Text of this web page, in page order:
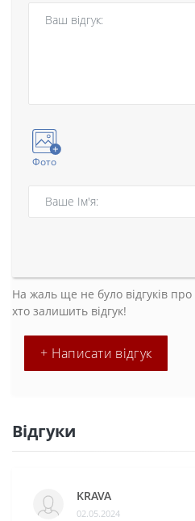
Фото
На жаль ще не було відгуків
хто залишить відгук!
+ Написати відгук
Відгуки
KRAVA
02.05.2024